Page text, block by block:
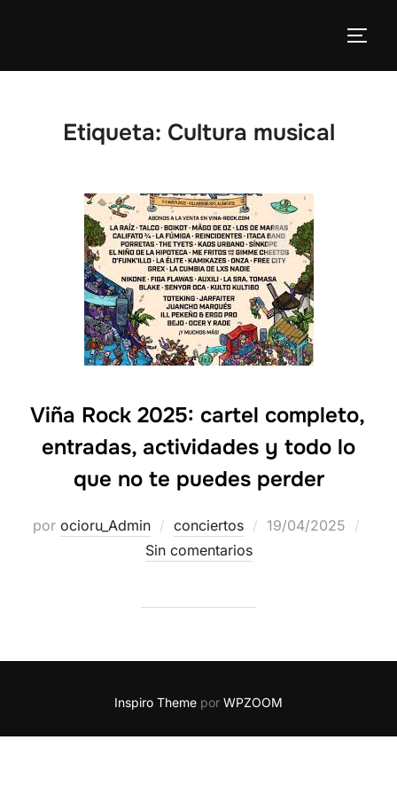
Etiqueta: Cultura musical
Viña Rock 2025: cartel completo,
entradas, actividades y todo lo
que no te puedes perder
por ocioru_Admin conciertos
19/04/2025
Sin comentarios
Inspiro Theme por WPZOOM